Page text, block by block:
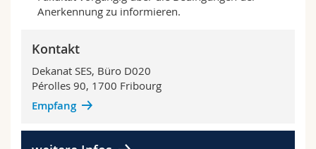
2021/2022
Anrechenbarkeit für 2021/2022
Management, Marketing, HR,
Organisation und Entrepreneurship für
2021/2022
Data&Eco und Master in
Volkswirtschaftslehre für 2021/2022
Anerkennung zu informieren.
Kontakt
Dekanat SES, Büro D020
Pérolles 90, 1700 Fribourg
Empfang